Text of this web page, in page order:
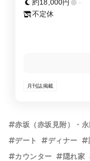
約18,000円
-
不定休
月刊誌掲載
赤坂（赤坂見附）・
デート
ディナー
カウンター
隠れ家